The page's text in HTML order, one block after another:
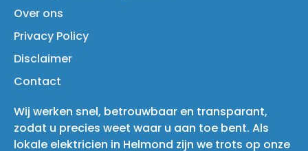
Over ons
Privacy Policy
Disclaimer
Contact
Wij werken snel, betrouwbaar en transparant,
zodat u precies weet waar u aan toe bent. Als
lokale elektricien in Helmond zijn we trots op onze